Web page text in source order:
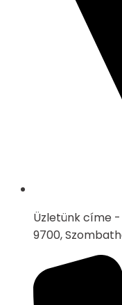
Üzletünk címe
9700,